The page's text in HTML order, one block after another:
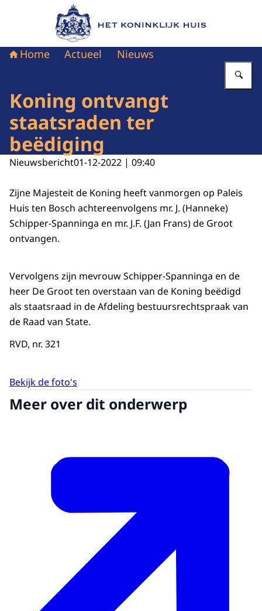
Naar de homepage van Het Koninklijk Huis
Home Actueel Nieuws
Koning ontvangt
staatsraden ter
beëdiging
Nieuwsbericht01-12-2022 | 09:40
Zijne Majesteit de Koning heeft vanmorgen op Paleis
Huis ten Bosch achtereenvolgens mr. J. (Hanneke)
Schipper-Spanninga en mr. J.F. (Jan Frans) de Groot
ontvangen.
Vervolgens zijn mevrouw Schipper-Spanninga en de
heer De Groot ten overstaan van de Koning beëdigd
als staatsraad in de Afdeling bestuursrechtspraak van
de Raad van State.
RVD, nr. 321
Bekijk de foto's
Meer over dit onderwerp